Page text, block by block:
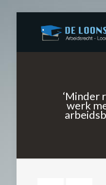
‘Minder
werk